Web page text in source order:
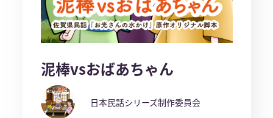
泥棒vsおばあちゃん
日本民話シリーズ制作委員会